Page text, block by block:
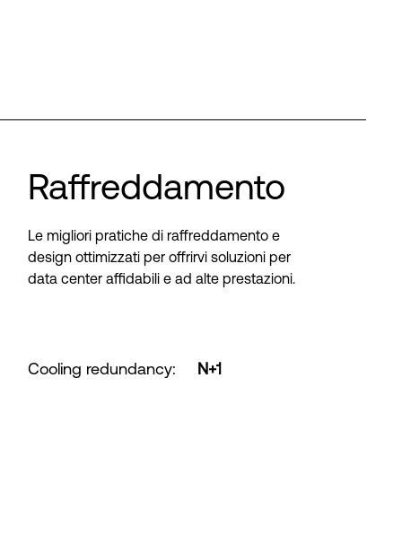
Raffreddamento
Le migliori pratiche di raffreddamento e
design ottimizzati per offrirvi soluzioni per
data center affidabili e ad alte prestazioni.
Cooling redundancy: N+1